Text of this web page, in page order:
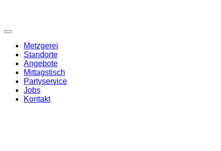
Metzgerei
Standorte
Angebote
Mittagstisch
Partyservice
Jobs
Kontakt